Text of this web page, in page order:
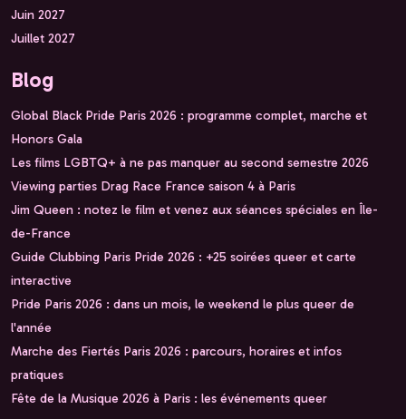
Juin 2027
Juillet 2027
Blog
Global Black Pride Paris 2026 : programme complet, marche et
Honors Gala
Les films LGBTQ+ à ne pas manquer au second semestre 2026
Viewing parties Drag Race France saison 4 à Paris
Jim Queen : notez le film et venez aux séances spéciales en Île-
de-France
Guide Clubbing Paris Pride 2026 : +25 soirées queer et carte
interactive
Pride Paris 2026 : dans un mois, le weekend le plus queer de
l'année
Marche des Fiertés Paris 2026 : parcours, horaires et infos
pratiques
Fête de la Musique 2026 à Paris : les événements queer